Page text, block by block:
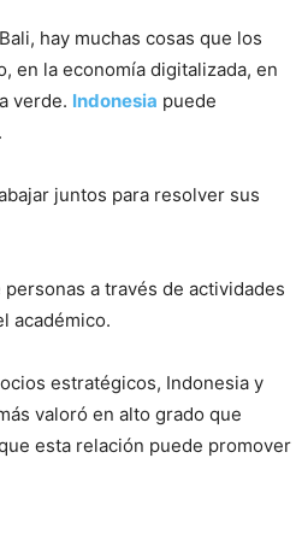
hay muchas cosas que los
en la economía digitalizada, en
verde. Indonesia puede
juntos para resolver sus
a través de actividades
académico.
estratégicos, Indonesia y
valoró en alto grado que
esta relación puede promover